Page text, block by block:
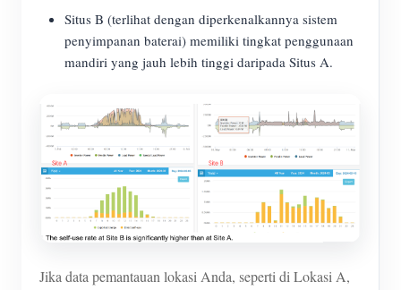
Situs B (terlihat dengan diperkenalkannya sistem
penyimpanan baterai) memiliki tingkat penggunaan
mandiri yang jauh lebih tinggi daripada Situs A.
Jika data pemantauan lokasi Anda, seperti di Lokasi A,